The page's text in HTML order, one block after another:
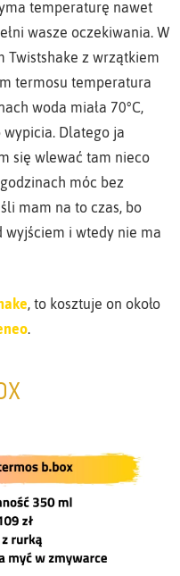
temperaturę nawet
wasze oczekiwania. W
Twistshake z wrzątkiem
termosu temperatura
woda miała 70°C,
Dlatego ja
się wlewać tam nieco
móc bez
mam na to czas, bo
wyjściem i wtedy nie ma
, to kosztuje on około
.